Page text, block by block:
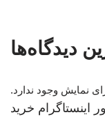
دیدگاه‌ها
نمایش وجود ندارد.
اینستاگرام خرید